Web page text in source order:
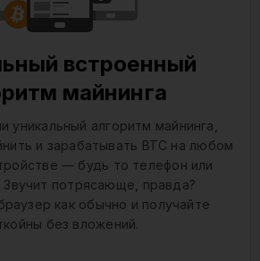
встроенный
майнинга
уникальный алгоритм майнинга,
и зарабатывать BTC на любом
— будь то телефон или
потрясающе, правда?
как обычно и получайте
без вложений.